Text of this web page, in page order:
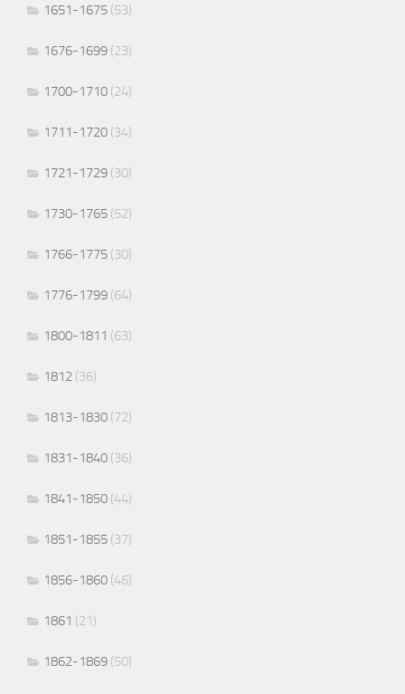
1651-1675 (53)
1676-1699 (23)
1700-1710 (24)
1711-1720 (34)
1721-1729 (30)
1730-1765 (52)
1766-1775 (30)
1776-1799 (64)
1800-1811 (63)
1812 (36)
1813-1830 (72)
1831-1840 (36)
1841-1850 (44)
1851-1855 (37)
1856-1860 (46)
1861 (21)
1862-1869 (50)